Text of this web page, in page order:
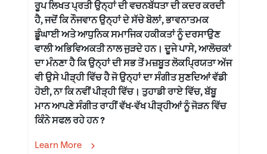
ਰੂਪ ਲਿਖਤ ਪ੍ਰਤੀ ਉਨ੍ਹਾਂ ਦੀ ਵਚਨਬੱਧਤਾ ਦੀ ਕਦਰ ਕਰਦੀ
ਹੈ, ਜਦੋਂ ਕਿ ਨੌਜਵਾਨ ਉਨ੍ਹਾਂ ਦੇ ਸੱਚੇ ਬੋਲਾਂ, ਭਾਵਨਾਤਮਕ
ਡੂੰਘਾਈ ਅਤੇ ਆਧੁਨਿਕ ਸਮਾਜਿਕ ਹਕੀਕਤਾਂ ਨੂੰ ਦਰਸਾਉਣ
ਵਾਲੀ ਅਭਿਵਿਅਕਤੀ ਨਾਲ ਜੁੜਦੇ ਹਨ। ਦੂਜੇ ਪਾਸੇ, ਆਲੋਚਕਾਂ
ਦਾ ਮੰਨਣਾ ਹੈ ਕਿ ਉਨ੍ਹਾਂ ਦੀ ਸਭ ਤੋਂ ਮਜ਼ਬੂਤ ਲੋਕਪ੍ਰਿਯਤਾ ਅੱਜ
ਵੀ ਉਸੇ ਪੀੜ੍ਹੀ ਵਿੱਚ ਹੈ ਜੋ ਉਨ੍ਹਾਂ ਦਾ ਸੰਗੀਤ ਸੁਣਦਿਆਂ ਵੱਡੀ
ਹੋਈ, ਨਾ ਕਿ ਨਵੀਂ ਪੀੜ੍ਹੀ ਵਿੱਚ। ਤੁਹਾਡੀ ਰਾਏ ਵਿੱਚ, ਬੱਬੂ
ਮਾਨ ਆਪਣੇ ਸੰਗੀਤ ਰਾਹੀਂ ਵੱਖ-ਵੱਖ ਪੀੜ੍ਹੀਆਂ ਨੂੰ ਜੋੜਨ ਵਿੱਚ
ਕਿੰਨੇ ਸਫਲ ਰਹੇ ਹਨ ?
Learn More